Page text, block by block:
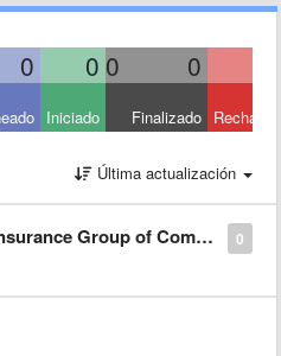
0 0 0 0
Iniciado Finalizado
Última actualización
0
Better Insurance Against Inequality